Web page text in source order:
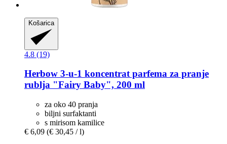
Košarica
4.8 (19)
Herbow 3-​u-​1 koncentrat parfema za pranje
rublja "Fairy Baby", 200 ml
za oko 40 pranja
biljni surfaktanti
s mirisom kamilice
€ 6,09 (€ 30,45 / l)